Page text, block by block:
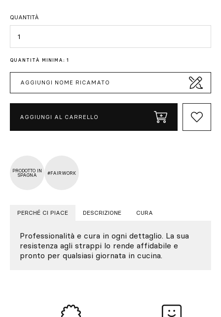
QUANTITÀ
QUANTITÀ MINIMA: 1
AGGIUNGI NOME RICAMATO
AGGIUNGI AL CARRELLO
PRODOTTO IN
SPAGNA
#FAIRWORK
PERCHÉ CI PIACE DESCRIZIONE CURA
Professionalità e cura in ogni dettaglio. La sua
resistenza agli strappi lo rende affidabile e
pronto per qualsiasi giornata in cucina.